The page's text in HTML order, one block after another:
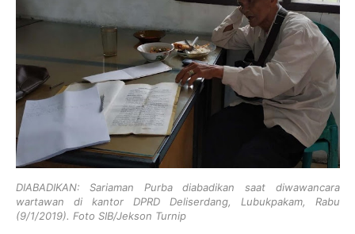
DIABADIKAN: Sariaman Purba diabadikan saat diwawancara
wartawan di kantor DPRD Deliserdang, Lubukpakam, Rabu
(9/1/2019). Foto SIB/Jekson Turnip